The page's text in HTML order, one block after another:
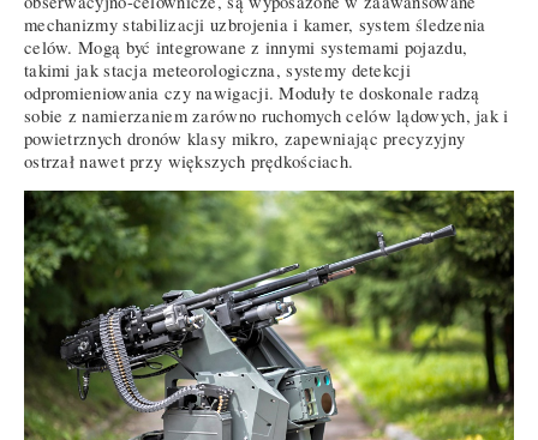
mechanizmy stabilizacji uzbrojenia i kamer, system śledzenia
celów. Mogą być integrowane z innymi systemami pojazdu,
takimi jak stacja meteorologiczna, systemy detekcji
odpromieniowania czy nawigacji. Moduły te doskonale radzą
sobie z namierzaniem zarówno ruchomych celów lądowych, jak i
powietrznych dronów klasy mikro, zapewniając precyzyjny
ostrzał nawet przy większych prędkościach.